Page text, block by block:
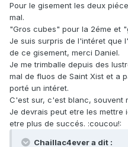
Pour le gisement les deux
mal.
"Gros cubes" pour la 2éme et
Je suis surpris de l'intéret que
de ce gisement, merci Daniel.
Je me trimballe depuis des
mal de fluos de Saint Xist et a
porté un intéret.
C'est sur, c'est blanc, souvent
Je devrais peut etre les mettre
etre plus de succés. :coucou!:
Chaillac4ever a dit :